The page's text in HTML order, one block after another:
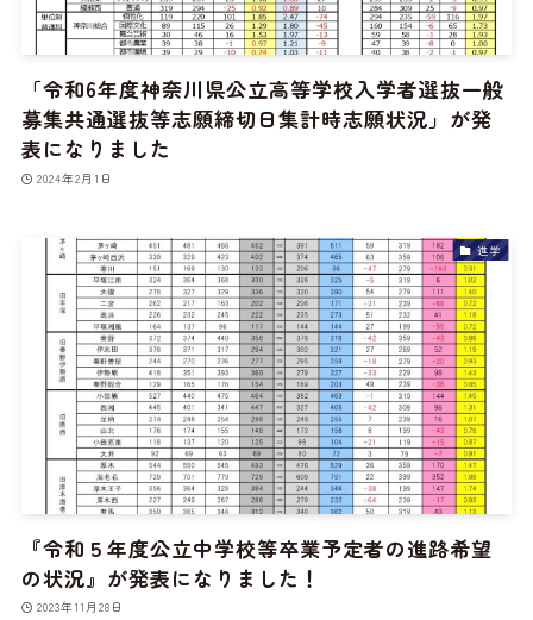
「令和6年度神奈川県公立高等学校入学者選抜一般
募集共通選抜等志願締切日集計時志願状況」が発
表になりました
2024年2月1日
進学
『令和５年度公立中学校等卒業予定者の進路希望
の状況』が発表になりました！
2023年11月28日